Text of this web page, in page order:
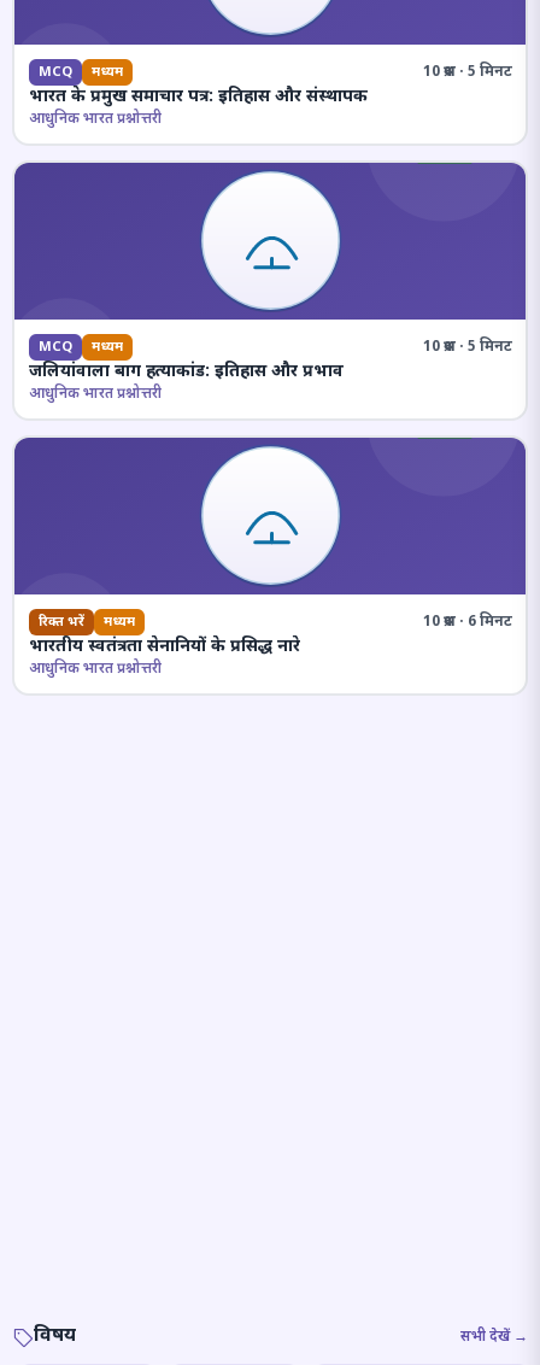
MCQ मध्यम 10 प्रश्न · 5 मिनट
भारत के प्रमुख समाचार पत्र: इतिहास और संस्थापक
आधुनिक भारत प्रश्नोत्तरी
MCQ मध्यम 10 प्रश्न · 5 मिनट
जलियांवाला बाग हत्याकांड: इतिहास और प्रभाव
आधुनिक भारत प्रश्नोत्तरी
रिक्त भरें मध्यम 10 प्रश्न · 6 मिनट
भारतीय स्वतंत्रता सेनानियों के प्रसिद्ध नारे
आधुनिक भारत प्रश्नोत्तरी
विषय सभी देखें →